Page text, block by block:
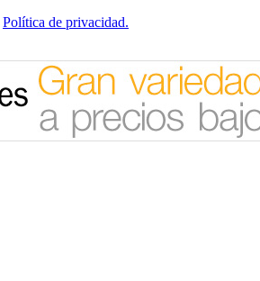
Política de privacidad.